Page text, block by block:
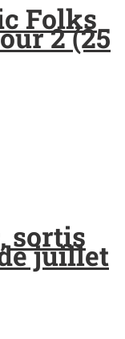
Folks
2 (25
sortis
juillet